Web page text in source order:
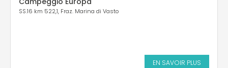
SS.16 km 522,1, Fraz. Marina di Vasto
EN SAVOIR PLUS